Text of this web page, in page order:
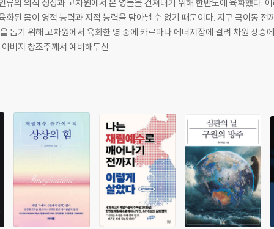
다 48
다 50
다 56
다 64
다 77
류의 의식 성장과 고차원에서 온 영들을 건져내기 위해 한반도에 육화했다.
능력을 담아낼 수 없기 때문이다. 지구 극이동 전까지 반드시 완수해야 할 역할과 사명에는 인류
돕기 위해 고차원에서 육화한 영 중에 카르마나 에너지장에 걸려 차원 상승
버지 창조주께서 예비해두신